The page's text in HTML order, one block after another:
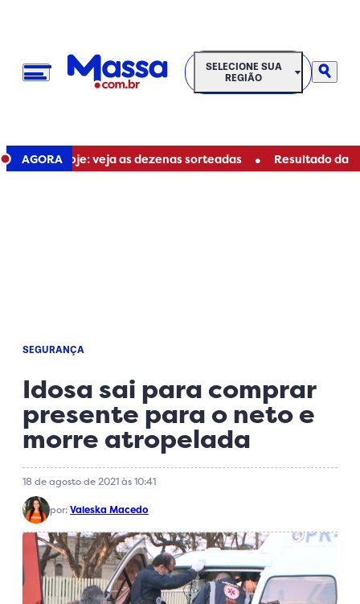
SELECIONE SUA REGIÃO
SELECIONE SUA
REGIÃO
AGORA
de hoje: veja as dezenas sorteadas • Resultado da
SEGURANÇA
Idosa sai para comprar
presente para o neto e
morre atropelada
18 de agosto de 2021 às 10:41
por:Valeska Macedo